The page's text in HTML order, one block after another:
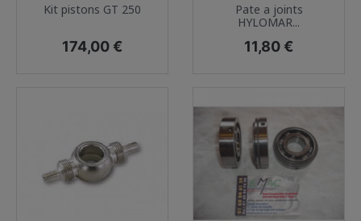
Kit pistons GT 250
Prix
174,00 €
Pate a joints
HYLOMAR...
Prix
11,80 €